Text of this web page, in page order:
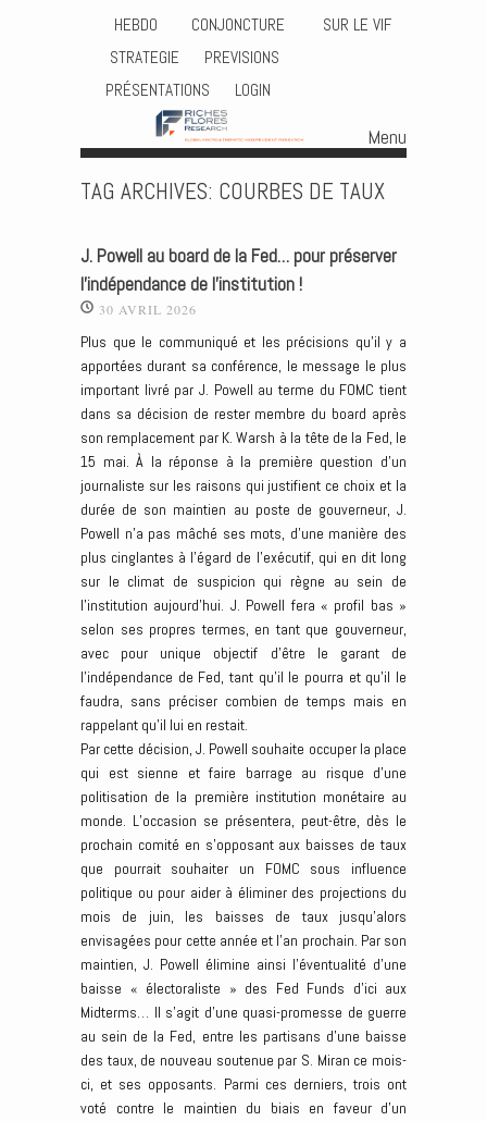
HEBDO CONJONCTURE
SUR LE VIF
STRATEGIE
PREVISIONS
PRÉSENTATIONS
LOGIN
Menu
TAG ARCHIVES: COURBES DE TAUX
J. Powell au board de la Fed… pour préserver
l’indépendance de l’institution !
30 AVRIL 2026
Plus que le communiqué et les précisions qu’il y a
apportées durant sa conférence, le message le plus
important livré par J. Powell au terme du FOMC tient
dans sa décision de rester membre du board après
son remplacement par K. Warsh à la tête de la Fed, le
15 mai. À la réponse à la première question d’un
journaliste sur les raisons qui justifient ce choix et la
durée de son maintien au poste de gouverneur, J.
Powell n’a pas mâché ses mots, d’une manière des
plus cinglantes à l’égard de l’exécutif, qui en dit long
sur le climat de suspicion qui règne au sein de
l’institution aujourd’hui. J. Powell fera « profil bas »
selon ses propres termes, en tant que gouverneur,
avec pour unique objectif d’être le garant de
l’indépendance de Fed, tant qu’il le pourra et qu’il le
faudra, sans préciser combien de temps mais en
rappelant qu’il lui en restait.
Par cette décision, J. Powell souhaite occuper la place
qui est sienne et faire barrage au risque d’une
politisation de la première institution monétaire au
monde. L’occasion se présentera, peut-être, dès le
prochain comité en s’opposant aux baisses de taux
que pourrait souhaiter un FOMC sous influence
politique ou pour aider à éliminer des projections du
mois de juin, les baisses de taux jusqu’alors
envisagées pour cette année et l’an prochain. Par son
maintien, J. Powell élimine ainsi l’éventualité d’une
baisse « électoraliste » des Fed Funds d’ici aux
Midterms… Il s’agit d’une quasi-promesse de guerre
au sein de la Fed, entre les partisans d’une baisse
des taux, de nouveau soutenue par S. Miran ce mois-
ci, et ses opposants. Parmi ces derniers, trois ont
voté contre le maintien du biais en faveur d’un